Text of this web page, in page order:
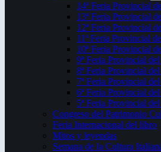
14ª Feria Provincial
13ª Feria Provincial
12ª Feria Provincial
11ª Feria Provincial
10ª Feria Provincial
9ª Feria Provincial
8ª Feria Provincial
7ª Feria Provincial
6ª Feria Provincial
5ª Feria Provincial
Congreso del Patrimonio
Feria Internacional del libro
Mitos y leyendas
Semana de la Cultura